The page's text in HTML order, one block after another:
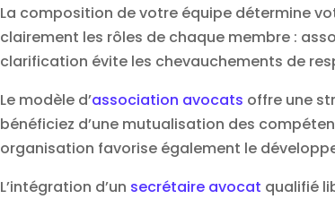
La composition de votre équipe détermine
clairement les rôles de chaque membre :
clarification évite les chevauchements de
Le modèle d’association avocats offre une
bénéficiez d’une mutualisation des
organisation favorise également le
L’intégration d’un secrétaire avocat qualifié